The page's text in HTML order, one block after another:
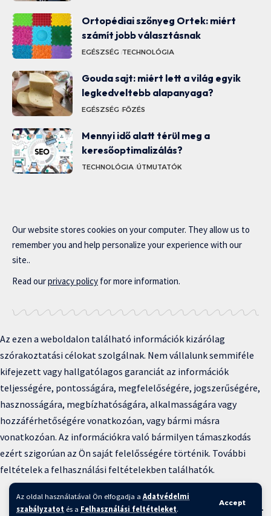
Az oldal használatával Ön elfogadja a Adatvédelmi
szabályzatot és a Felhasználási feltételeket.
Accept
Ortopédiai szőnyeg Ortek: miért
számít jobb választásnak
EGÉSZSÉG TECHNOLÓGIA
Gouda sajt: miért lett a világ egyik
legkedveltebb alapanyaga?
EGÉSZSÉG FŐZÉS
Mennyi idő alatt térül meg a
keresőoptimalizálás?
TECHNOLÓGIA ÚTMUTATÓK
Our website stores cookies on your computer. They allow us to
remember you and help personalize your experience with our
site..
Read ourprivacy policy for more information.
Az ezen a weboldalon található információk kizárólag
szórakoztatási célokat szolgálnak. Nem vállalunk semmiféle
kifejezett vagy hallgatólagos garanciát az információk
teljességére, pontosságára, megfelelőségére, jogszerűségére,
hasznosságára, megbízhatóságára, alkalmasságára vagy
hozzáférhetőségére vonatkozóan, vagy bármi másra
vonatkozóan. Az információkra való bármilyen támaszkodás
ezért szigorúan az Ön saját felelősségére történik. További
feltételek a felhasználási feltételekben találhatók.
Copyright © 2025 BFKH.hu
Felhasználási feltételek –Adatvédelmi irányelvek – Kapcsolat –